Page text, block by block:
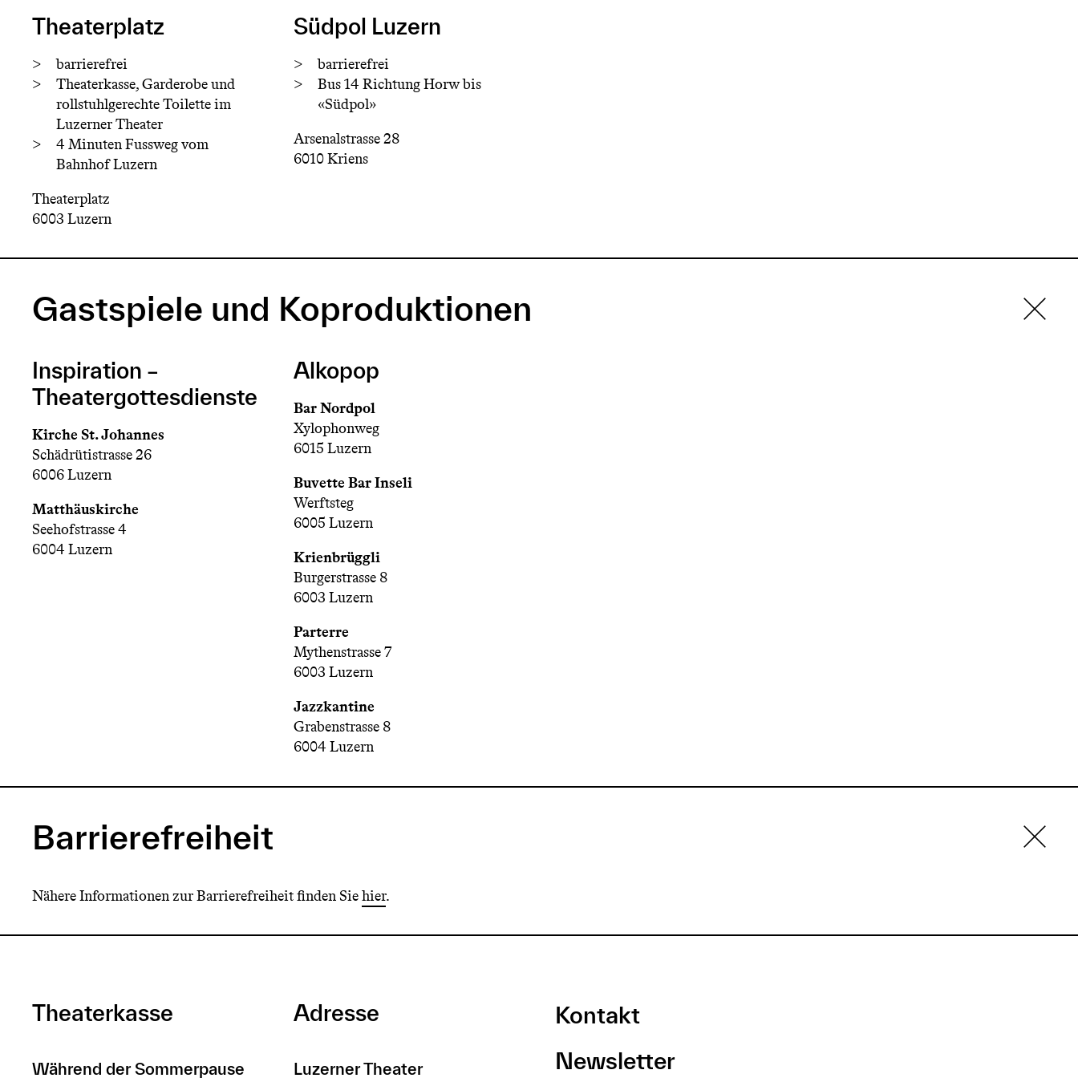
Theaterplatz
barrierefrei
Theaterkasse, Garderobe und
rollstuhlgerechte Toilette im
Luzerner Theater
4 Minuten Fussweg vom
Bahnhof Luzern
Theaterplatz
6003 Luzern
Südpol Luzern
barrierefrei
Bus 14 Richtung Horw bis
«Südpol»
Arsenalstrasse 28
6010 Kriens
Gastspiele und Koproduktionen
Inspiration –
Theatergottesdienste
Kirche St. Johannes
Schädrütistrasse 26
6006 Luzern
Matthäuskirche
Seehofstrasse 4
6004 Luzern
Alkopop
Bar Nordpol
Xylophonweg
6015 Luzern
Buvette Bar Inseli
Werftsteg
6005 Luzern
Krienbrüggli
Burgerstrasse 8
6003 Luzern
Parterre
Mythenstrasse 7
6003 Luzern
Jazzkantine
Grabenstrasse 8
6004 Luzern
Barrierefreiheit
Nähere Informationen zur Barrierefreiheit finden Siehier.
Theaterkasse
Während der Sommerpause
Adresse
Luzerner Theater
Kontakt
Newsletter